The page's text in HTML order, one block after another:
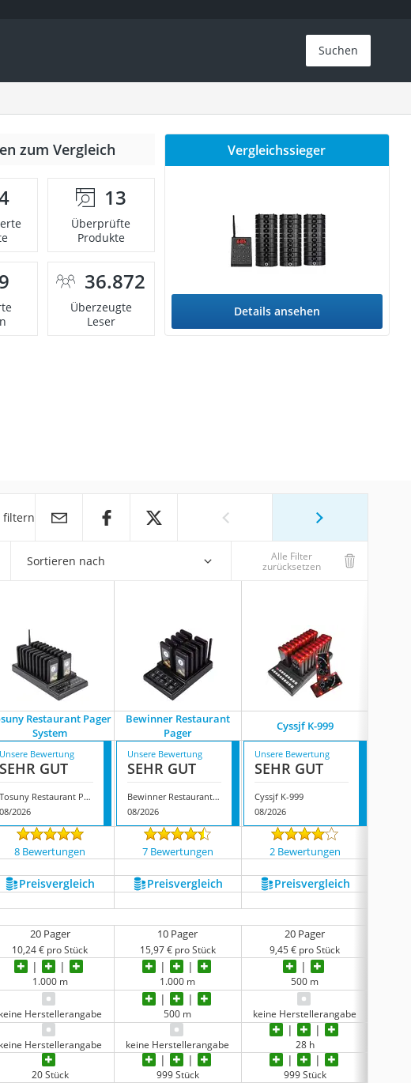
Suchen
zum Vergleich
13
Überprüfte
Produkte
36.872
Überzeugte
Leser
Vergleichssieger
Details ansehen
filtern
Sortieren nach Alle Filter
zurücksetzen
Restaurant Pager
System
Bewinner Restaurant
Pager
Cyssjf K-999
Unsere Bewertung
SEHR GUT
Tosuny Restaurant Pager System
08/2026
Unsere Bewertung
SEHR GUT
Bewinner Restaurant Pager
08/2026
Unsere Bewertung
SEHR GUT
Cyssjf K-999
08/2026
8 Bewertungen 7 Bewertungen 2 Bewertungen
Preis­vergleich Preis­vergleich Preis­vergleich
20 Pager
10,24 € pro Stück
10 Pager
15,97 € pro Stück
20 Pager
9,45 € pro Stück
1.000 m 1.000 m 500 m
keine Herstellerangabe 500 m keine Herstellerangabe
keine Herstellerangabe keine Herstellerangabe 28 h
20 Stück 999 Stück 999 Stück